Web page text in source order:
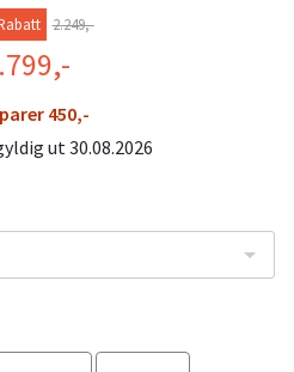
2.249,-
450,-
ut 30.08.2026